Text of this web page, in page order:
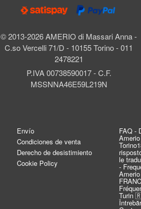
© 2013-2026 AMERIO di Massari Anna -
C.so Vercelli 71/D - 10155 Torino - 011
2478221
P.IVA 00738590017 - C.F.
MSSNNA46E59L219N
Envío
Condiciones de venta
Derecho de desistimiento
Cookie Policy
FAQ -
le
-
Turin